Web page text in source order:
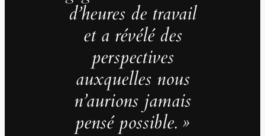
d’heures de travail
et a révélé des
perspectives
auxquelles nous
n’aurions jamais
pensé possible. »